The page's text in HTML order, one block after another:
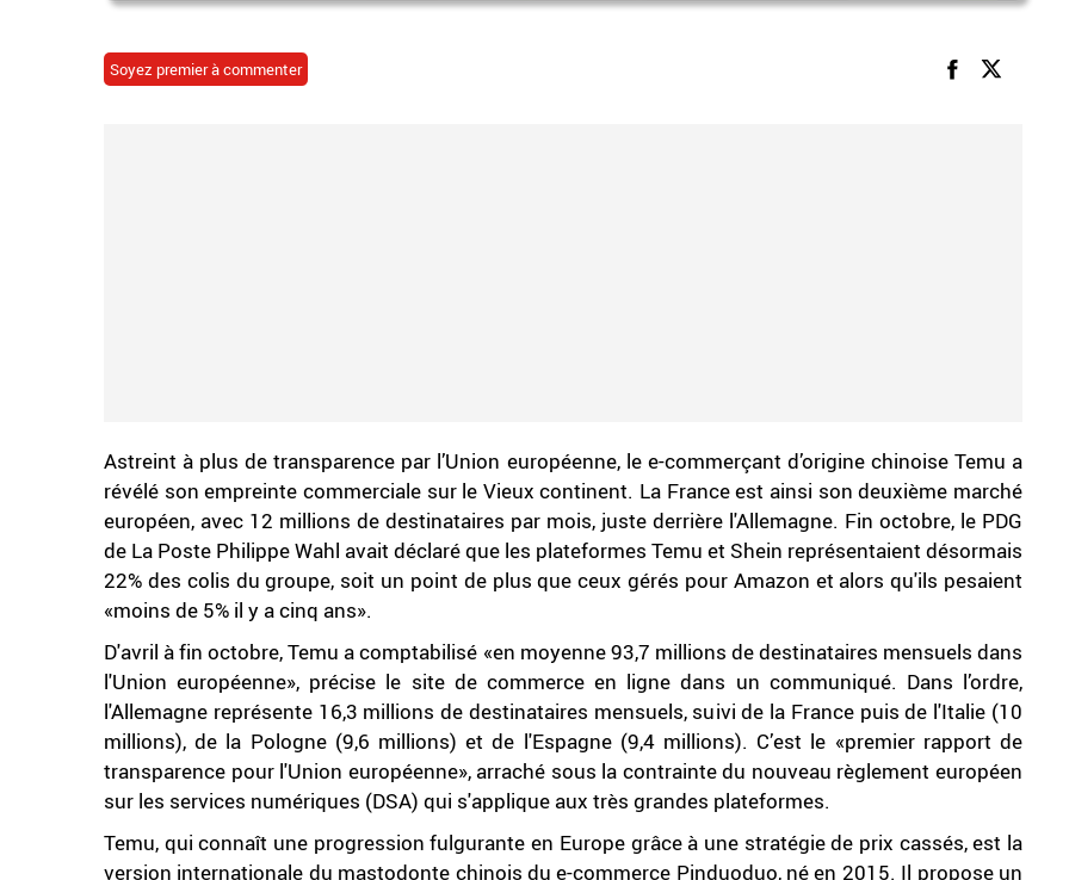
Soyez premier à commenter
Astreint à plus de transparence par l’Union européenne, le e-commerçant d’origine chinoise Temu a
révélé son empreinte commerciale sur le Vieux continent. La France est ainsi son deuxième marché
européen, avec 12 millions de destinataires par mois, juste derrière l'Allemagne. Fin octobre, le PDG
de La Poste Philippe Wahl avait déclaré que les plateformes Temu et Shein représentaient désormais
22% des colis du groupe, soit un point de plus que ceux gérés pour Amazon et alors qu'ils pesaient
«moins de 5% il y a cinq ans».
D'avril à fin octobre, Temu a comptabilisé «en moyenne 93,7 millions de destinataires mensuels dans
l'Union européenne», précise le site de commerce en ligne dans un communiqué. Dans l’ordre,
l'Allemagne représente 16,3 millions de destinataires mensuels, suivi de la France puis de l'Italie (10
millions), de la Pologne (9,6 millions) et de l'Espagne (9,4 millions). C’est le «premier rapport de
transparence pour l'Union européenne», arraché sous la contrainte du nouveau règlement européen
sur les services numériques (DSA) qui s'applique aux très grandes plateformes.
Temu, qui connaît une progression fulgurante en Europe grâce à une stratégie de prix cassés, est la
version internationale du mastodonte chinois du e-commerce Pinduoduo, né en 2015. Il propose un